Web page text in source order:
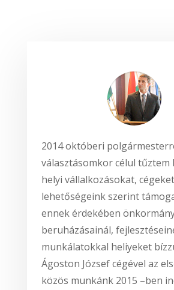
2014 októberi
választásomkor célul tűztem
helyi vállalkozásokat, cégeket
lehetőségeink szerint
ennek érdekében
beruházásainál,
munkálatokkal heliyeket
Ágoston József cégével az
közös munkánk 2015 –ben